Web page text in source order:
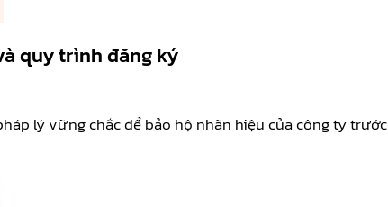
quy trình đăng ký
lý vững chắc để bảo hộ nhãn hiệu của công ty trước